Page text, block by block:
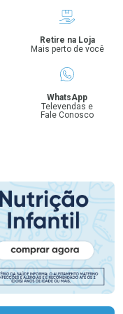
Retire na Loja
Mais perto de você
WhatsApp
Televendas e
Fale Conosco